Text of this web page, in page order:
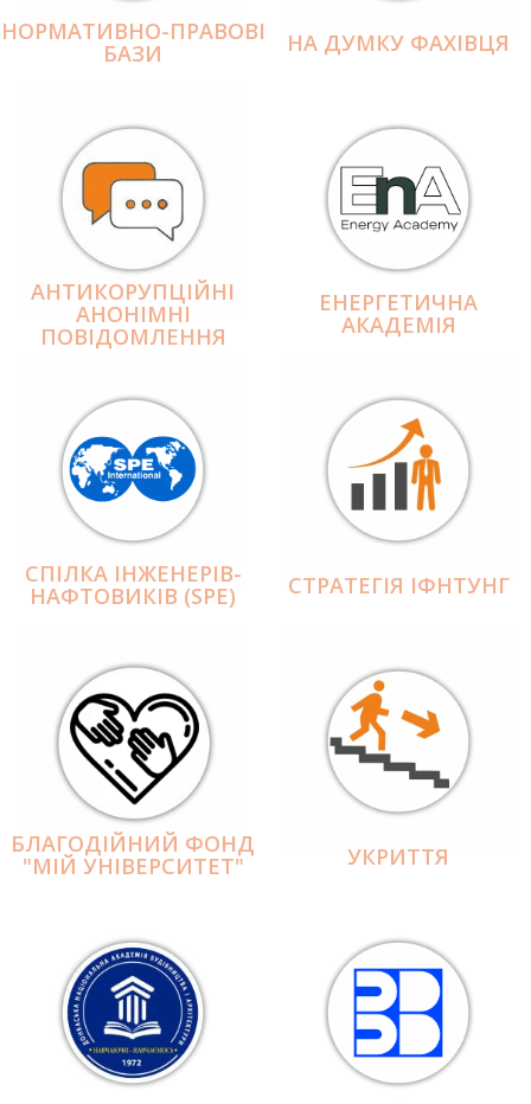
НОРМАТИВНО-ПРАВОВІ
БАЗИ НА ДУМКУ ФАХІВЦЯ
АНТИКОРУПЦІЙНІ
АНОНІМНІ
ПОВІДОМЛЕННЯ
ЕНЕРГЕТИЧНА
АКАДЕМІЯ
СПІЛКА ІНЖЕНЕРІВ-
НАФТОВИКІВ (SPE) СТРАТЕГІЯ ІФНТУНГ
БЛАГОДІЙНИЙ ФОНД
"МІЙ УНІВЕРСИТЕТ" УКРИТТЯ